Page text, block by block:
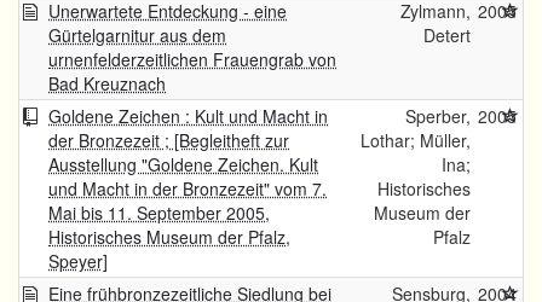
Unerwartete Entdeckung - eine
Gürtelgarnitur aus dem
urnenfelderzeitlichen Frauengrab von
Bad Kreuznach
Zylmann,
Detert
2005
Goldene Zeichen : Kult und Macht in
der Bronzezeit ; [Begleitheft zur
Ausstellung "Goldene Zeichen. Kult
und Macht in der Bronzezeit" vom 7.
Mai bis 11. September 2005,
Historisches Museum der Pfalz,
Speyer]
Sperber,
Lothar; Müller,
Ina;
Historisches
Museum der
Pfalz
2005
Eine frühbronzezeitliche Siedlung bei Sensburg, 2004